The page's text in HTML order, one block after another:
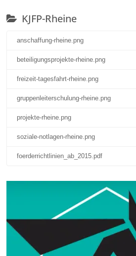
KJFP-Rheine
anschaffung-rheine.png
beteiligungsprojekte-rheine.png
freizeit-tagesfahrt-rheine.png
gruppenleiterschulung-rheine.png
projekte-rheine.png
soziale-notlagen-rheine.png
foerderrichtlinien_ab_2015.pdf